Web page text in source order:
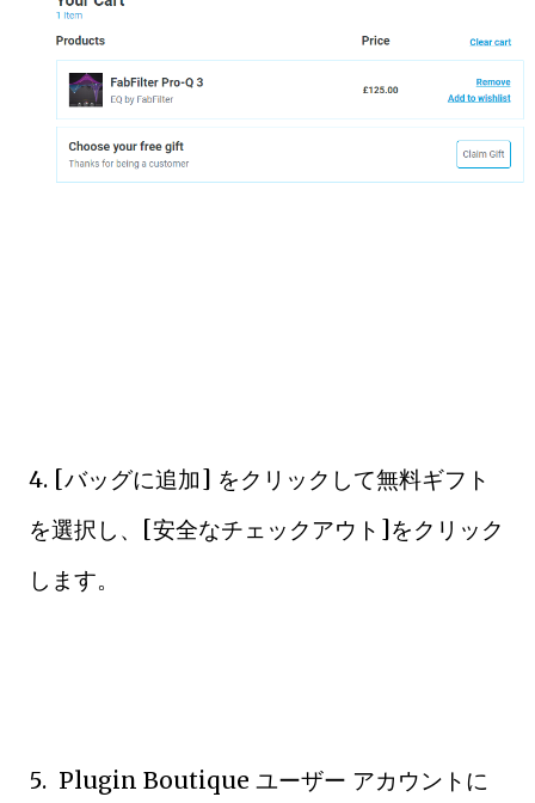
4. [バッグに追加] をクリックして無料ギフト
を選択し、[安全なチェックアウト]をクリック
します。
5. Plugin Boutique ユーザー アカウントに